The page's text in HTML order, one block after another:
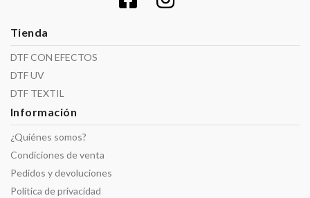
Tienda
DTF CON EFECTOS
DTF UV
DTF TEXTIL
Información
¿Quiénes somos?
Condiciones de venta
Pedidos y devoluciones
Política de privacidad